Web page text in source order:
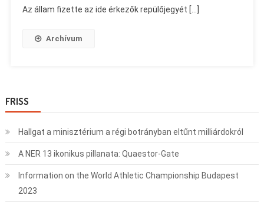
Az állam fizette az ide érkezők repülőjegyét […]
Archívum
FRISS
Hallgat a minisztérium a régi botrányban eltűnt milliárdokról
A NER 13 ikonikus pillanata: Quaestor-Gate
Information on the World Athletic Championship Budapest
2023